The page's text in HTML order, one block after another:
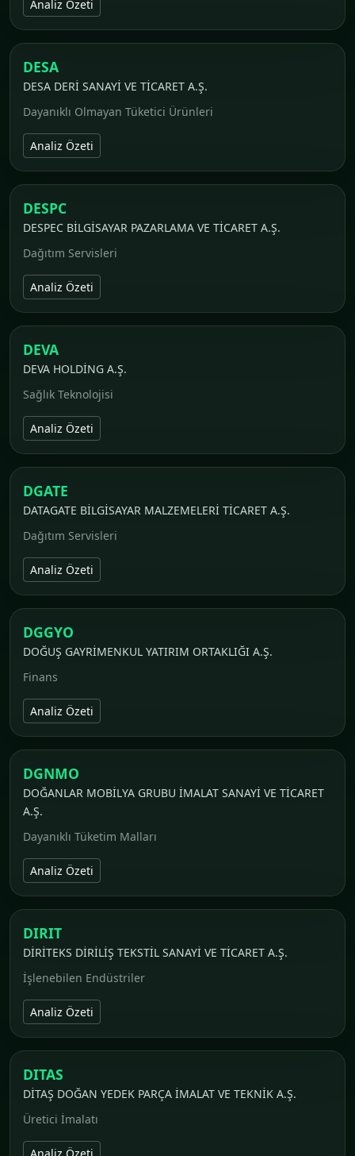
Analiz Özeti
DESA
DESA DERİ SANAYİ VE TİCARET A.Ş.
Dayanıklı Olmayan Tüketici Ürünleri
Analiz Özeti
DESPC
DESPEC BİLGİSAYAR PAZARLAMA VE TİCARET A.Ş.
Dağıtım Servisleri
Analiz Özeti
DEVA
DEVA HOLDİNG A.Ş.
Sağlık Teknolojisi
Analiz Özeti
DGATE
DATAGATE BİLGİSAYAR MALZEMELERİ TİCARET A.Ş.
Dağıtım Servisleri
Analiz Özeti
DGGYO
DOĞUŞ GAYRİMENKUL YATIRIM ORTAKLIĞI A.Ş.
Finans
Analiz Özeti
DGNMO
DOĞANLAR MOBİLYA GRUBU İMALAT SANAYİ VE TİCARET
A.Ş.
Dayanıklı Tüketim Malları
Analiz Özeti
DIRIT
DİRİTEKS DİRİLİŞ TEKSTİL SANAYİ VE TİCARET A.Ş.
İşlenebilen Endüstriler
Analiz Özeti
DITAS
DİTAŞ DOĞAN YEDEK PARÇA İMALAT VE TEKNİK A.Ş.
Üretici İmalatı